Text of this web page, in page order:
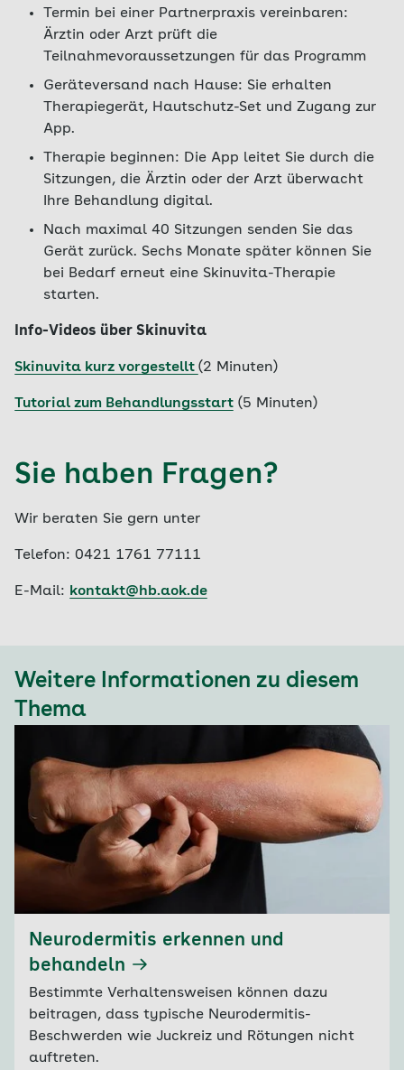
Termin bei einer Partnerpraxis vereinbaren:
Ärztin oder Arzt prüft die
Teilnahmevoraussetzungen für das Programm
Geräteversand nach Hause: Sie erhalten
Therapiegerät, Hautschutz-Set und Zugang zur
App.
Therapie beginnen: Die App leitet Sie durch die
Sitzungen, die Ärztin oder der Arzt überwacht
Ihre Behandlung digital.
Nach maximal 40 Sitzungen senden Sie das
Gerät zurück. Sechs Monate später können Sie
bei Bedarf erneut eine Skinuvita-Therapie
starten.
Info-Videos über Skinuvita
Skinuvita kurz vorgestellt (2 Minuten)
Tutorial zum Behandlungsstart (5 Minuten)
Sie haben Fragen?
Wir beraten Sie gern unter
Telefon: 0421 1761 77111
E-Mail: kontakt@hb.aok.de
Weitere Informationen zu diesem
Thema
Neurodermitis erkennen und
behandeln
Bestimmte Verhaltensweisen können dazu
beitragen, dass typische Neurodermitis-
Beschwerden wie Juckreiz und Rötungen nicht
auftreten.